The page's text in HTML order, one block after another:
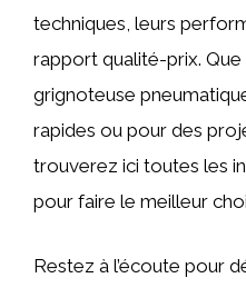
techniques, leurs
rapport qualité-prix. Que
grignoteuse
rapides ou pour des
trouverez ici toutes les
pour faire le meilleur
Restez à l’écoute pour